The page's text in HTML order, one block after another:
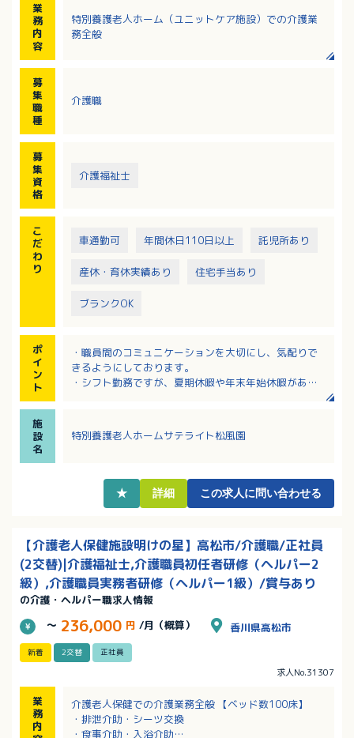
業
務
内
容
特別養護老人ホーム（ユニットケア施設）での介護業
務全般
募
集
職
種
介護職
募
集
資
格
介護福祉士
こ
だ
わ
り
車通勤可 年間休日110日以上 託児所あり
産休・育休実績あり 住宅手当あり
ブランクOK
ポ
イ
ン
ト
・職員間のコミュニケーションを大切にし、気配りで
きるようにしております。
・シフト勤務ですが、夏期休暇や年末年始休暇があり
ることができます！生後2ヶ月～預かり可能！
・育児休暇取得実績、介護休暇取得実績あり、出勤日
施
設
名
特別養護老人ホームサテライト松風園
★ 詳細 この求人に問い合わせる
【介護老人保健施設明けの星】高松市/介護職/正社員
(2交替)|介護福祉士,介護職員初任者研修（ヘルパー2
級）,介護職員実務者研修（ヘルパー1級）/賞与あり
の介護・ヘルパー職求人情報
～ 236,000 円 /月（概算） 香川県高松市
新着 2交替 正社員
求人No.31307
業
務
内
介護老人保健での介護業務全般 【ベッド数100床】
・排泄介助・シーツ交換
・食事介助・入浴介助